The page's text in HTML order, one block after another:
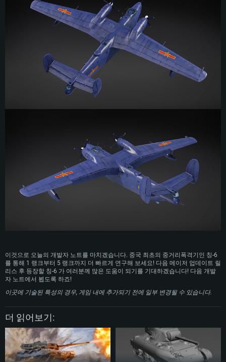
이것으로 오늘의 개발자 노트를 마치겠습니다. 중국 최초의 중거리폭격기인 칭-6
를 통해 1 랭크부터 5 랭크까지 더 빠르게 연구해 보세요! 다음 메이저 업데이트 릴
리스 후 등장할 칭-6 가 여러분께 많은 도움이 되기를 기대하겠습니다! 다음 개발
자 노트에서 뵙도록 하죠!
이곳에 기술된 특성의 경우, 게임 내에 추가되기 전에 일부 변경될 수 있습니다.
더 읽어보기: